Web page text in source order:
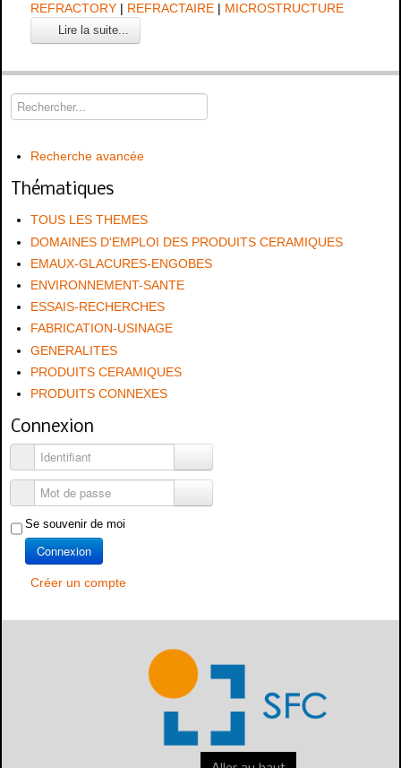
REFRACTORY | REFRACTAIRE | MICROSTRUCTURE
Lire la suite...
Recherche avancée
Thématiques
TOUS LES THEMES
DOMAINES D'EMPLOI DES PRODUITS CERAMIQUES
EMAUX-GLACURES-ENGOBES
ENVIRONNEMENT-SANTE
ESSAIS-RECHERCHES
FABRICATION-USINAGE
GENERALITES
PRODUITS CERAMIQUES
PRODUITS CONNEXES
Connexion
Identifiant
Mot de passe
Se souvenir de moi
Connexion
Créer un compte